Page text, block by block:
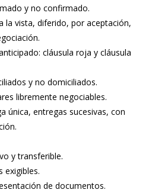
y no confirmado.
la vista, diferido, por aceptación,
cláusula roja y cláusula
y no domiciliados.
libremente negociables.
única, entregas sucesivas, con
y transferible.
exigibles.
de documentos.